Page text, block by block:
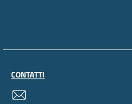
CONTATTI